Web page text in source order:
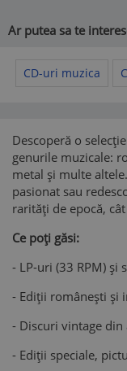
Ar putea sa te
CD-uri muzica
Descoperă o
genurile muzicale:
metal și multe
pasionat sau
rarități de epocă,
Ce poți găsi:
- LP-uri (33 RPM) și
- Ediții românești și
- Discuri vintage din
- Ediții speciale,